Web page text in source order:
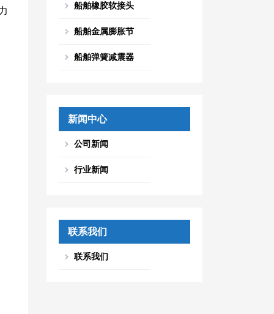
船舶橡胶软接头
船舶金属膨胀节
船舶弹簧减震器
新闻中心
公司新闻
行业新闻
联系我们
联系我们